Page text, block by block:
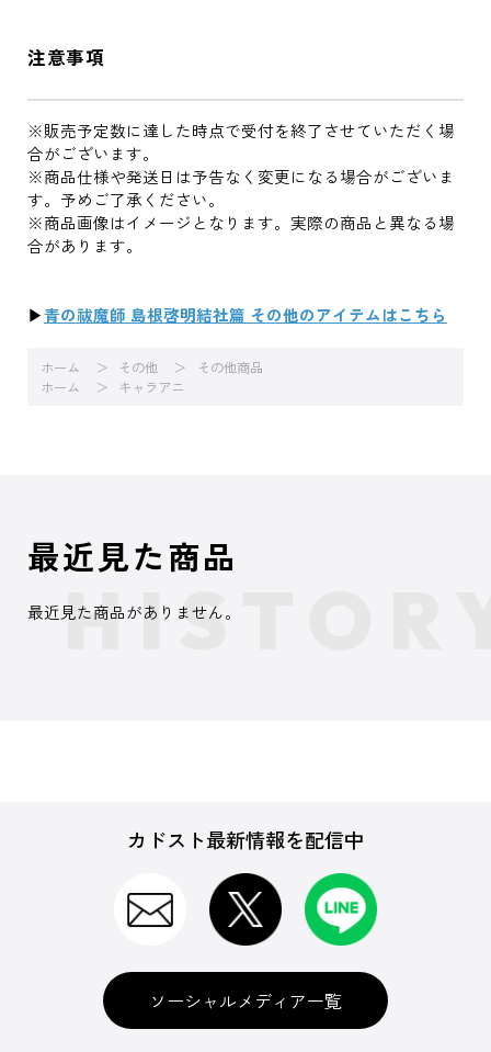
注意事項
※販売予定数に達した時点で受付を終了させていただく場
合がございます。
※商品仕様や発送日は予告なく変更になる場合がございま
す。予めご了承ください。
※商品画像はイメージとなります。実際の商品と異なる場
合があります。
▶青の祓魔師 島根啓明結社篇 その他のアイテムはこちら
ホーム その他
その他商品
ホーム
キャラアニ
最近見た商品
最近見た商品がありません。
カドスト最新情報を配信中
ソーシャルメディア一覧